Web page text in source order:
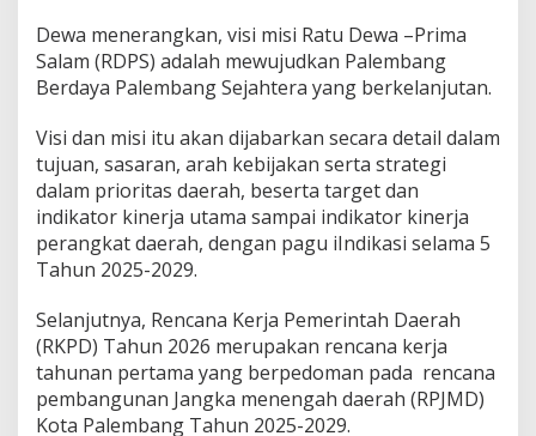
R
a
t
u
e
w
a
B
u
k
s
r
e
n
b
Dewa menerangkan, visi misi Ratu Dewa –Prima
Salam (RDPS) adalah mewujudkan Palembang
Berdaya Palembang Sejahtera yang berkelanjutan.
Visi dan misi itu akan dijabarkan secara detail dalam
tujuan, sasaran, arah kebijakan serta strategi
dalam prioritas daerah, beserta target dan
indikator kinerja utama sampai indikator kinerja
perangkat daerah, dengan pagu iIndikasi selama 5
Tahun 2025-2029.
Selanjutnya, Rencana Kerja Pemerintah Daerah
(RKPD) Tahun 2026 merupakan rencana kerja
tahunan pertama yang berpedoman pada rencana
pembangunan Jangka menengah daerah (RPJMD)
Kota Palembang Tahun 2025-2029.